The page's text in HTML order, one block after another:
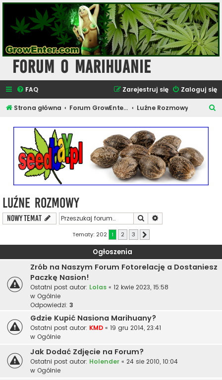
Forum o Marihuanie
FAQ Zaloguj się
Zarejestruj się
Strona główna Forum GrowEnter.com - Inne Tematy Luźne Rozmowy
Luźne Rozmowy
NOWY TEMAT Szukaj
Tematy: 202 1 2 3
Ogłoszenia
Zrób na Naszym Forum Fotorelację a Dostaniesz
Paczkę Nasion!
Ostatni post autor: Lolas « 12 kwie 2023, 15:58
w Ogólnie
Odpowiedzi: 3
Gdzie Kupić Nasiona Marihuany?
Ostatni post autor: KMD « 19 gru 2014, 23:41
w Ogólnie
Jak Dodać Zdjęcie na Forum?
Ostatni post autor: Holender « 24 sie 2010, 10:04
w Ogólnie